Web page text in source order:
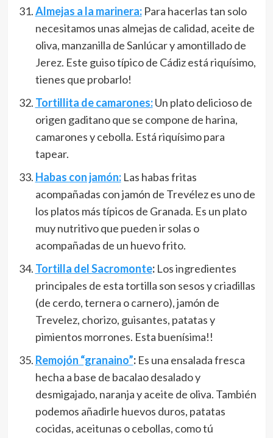
Almejas a la marinera:Para hacerlas tan solo
necesitamos unas almejas de calidad, aceite de
oliva, manzanilla de Sanlúcar y amontillado de
Jerez. Este guiso típico de Cádiz está riquísimo,
tienes que probarlo!
Tortillita de camarones: Un plato delicioso de
origen gaditano que se compone de harina,
camarones y cebolla. Está riquísimo para
tapear.
Habas con jamón:Las habas fritas
acompañadas con jamón de Trevélez es uno de
los platos más típicos de Granada. Es un plato
muy nutritivo que pueden ir solas o
acompañadas de un huevo frito.
Tortilla del Sacromonte:Los ingredientes
principales de esta tortilla son sesos y criadillas
(de cerdo, ternera o carnero), jamón de
Trevelez, chorizo, guisantes, patatas y
pimientos morrones. Esta buenísima!!
Remojón “granaino”:Es una ensalada fresca
hecha a base de bacalao desalado y
desmigajado, naranja y aceite de oliva. También
podemos añadirle huevos duros, patatas
cocidas, aceitunas o cebollas, como tú